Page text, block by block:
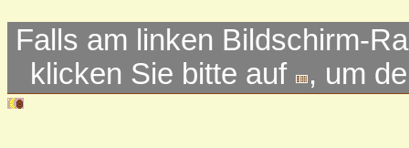
Falls am linken Bildschirm-
klicken Sie bitte auf
, um